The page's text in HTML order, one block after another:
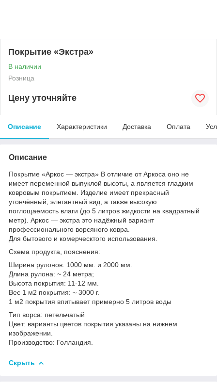
Покрытие «Экстра»
В наличии
Розница
Цену уточняйте
Описание Характеристики Доставка Оплата
Описание
Покрытие «Аркос — экстра» В отличие от Аркоса оно не
имеет переменной выпуклой высоты, а является гладким
ковровым покрытием. Изделие имеет прекрасный
утончённый, элегантный вид, а также высокую
поглощаемость влаги (до 5 литров жидкости на квадратный
метр). Аркос — экстра это надёжный вариант
профессионального ворсяного ковра.
Для бытового и комерческтого использования.
Схема продукта, пояснения:
Ширина рулонов: 1000 мм. и 2000 мм.
Длина рулона: ~ 24 метра;
Высота покрытия: 11-12 мм.
Вес 1 м2 покрытия: ~ 3000 г.
1 м2 покрытия впитывает примерно 5 литров воды
Тип ворса: петельчатый
Цвет: варианты цветов покрытия указаны на нижнем
изображении.
Производство: Голландия.
Скрыть